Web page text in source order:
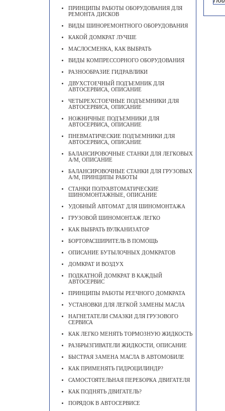
ПРИНЦИПЫ РАБОТЫ ОБОРУДОВАНИЯ ДЛЯ
РЕМОНТА ДИСКОВ
ВИДЫ ШИНОРЕМОНТНОГО ОБОРУДОВАНИЯ
КАКОЙ ДОМКРАТ ЛУЧШЕ
МАСЛОСМЕНКА, КАК ВЫБРАТЬ
ВИДЫ КОМПРЕССОРНОГО ОБОРУДОВАНИЯ
РАЗНООБРАЗИЕ ГИДРАВЛИКИ
ДВУХСТОЕЧНЫЙ ПОДЪЕМНИК ДЛЯ
АВТОСЕРВИСА, ОПИСАНИЕ
ЧЕТЫРЕХСТОЕЧНЫЕ ПОДЪЕМНИКИ ДЛЯ
АВТОСЕРВИСА, ОПИСАНИЕ
НОЖНИЧНЫЕ ПОДЪЕМНИКИ ДЛЯ
АВТОСЕРВИСА, ОПИСАНИЕ
ПНЕВМАТИЧЕСКИЕ ПОДЪЕМНИКИ ДЛЯ
АВТОСЕРВИСА, ОПИСАНИЕ
БАЛАНСИРОВОЧНЫЕ СТАНКИ ДЛЯ ЛЕГКОВЫХ
А/М, ОПИСАНИЕ
БАЛАНСИРОВОЧНЫЕ СТАНКИ ДЛЯ ГРУЗОВЫХ
А/М, ПРИНЦИПЫ РАБОТЫ
СТАНКИ ПОЛУАВТОМАТИЧЕСКИЕ
ШИНОМОНТАЖНЫЕ, ОПИСАНИЕ
УДОБНЫЙ АВТОМАТ ДЛЯ ШИНОМОНТАЖА
ГРУЗОВОЙ ШИНОМОНТАЖ ЛЕГКО
КАК ВЫБРАТЬ ВУЛКАНИЗАТОР
БОРТОРАСШИРИТЕЛЬ В ПОМОЩЬ
ОПИСАНИЕ БУТЫЛОЧНЫХ ДОМКРАТОВ
ДОМКРАТ И ВОЗДУХ
ПОДКАТНОЙ ДОМКРАТ В КАЖДЫЙ
АВТОСЕРВИС
ПРИНЦИПЫ РАБОТЫ РЕЕЧНОГО ДОМКРАТА
УСТАНОВКИ ДЛЯ ЛЕГКОЙ ЗАМЕНЫ МАСЛА
НАГНЕТАТЕЛИ СМАЗКИ ДЛЯ ГРУЗОВОГО
СЕРВИСА
КАК ЛЕГКО МЕНЯТЬ ТОРМОЗНУЮ ЖИДКОСТЬ
РАЗБРЫЗГИВАТЕЛИ ЖИДКОСТИ, ОПИСАНИЕ
БЫСТРАЯ ЗАМЕНА МАСЛА В АВТОМОБИЛЕ
КАК ПРИМЕНЯТЬ ГИДРОЦИЛИНДР?
САМОСТОЯТЕЛЬНАЯ ПЕРЕБОРКА ДВИГАТЕЛЯ
КАК ПОДНЯТЬ ДВИГАТЕЛЬ?
ПОРЯДОК В АВТОСЕРВИСЕ